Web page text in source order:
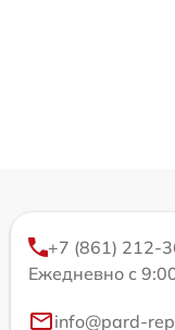
+7 (861) 212-
Ежедневно с
info@pard-